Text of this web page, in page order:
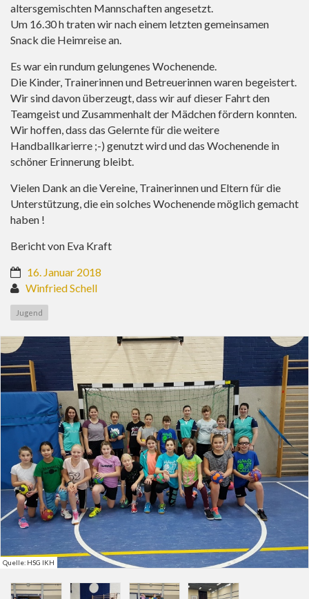
altersgemischten Mannschaften angesetzt.
Um 16.30 h traten wir nach einem letzten gemeinsamen
Snack die Heimreise an.
Es war ein rundum gelungenes Wochenende.
Die Kinder, Trainerinnen und Betreuerinnen waren begeistert.
Wir sind davon überzeugt, dass wir auf dieser Fahrt den
Teamgeist und Zusammenhalt der Mädchen fördern konnten.
Wir hoffen, dass das Gelernte für die weitere
Handballkarierre ;-) genutzt wird und das Wochenende in
schöner Erinnerung bleibt.
Vielen Dank an die Vereine, Trainerinnen und Eltern für die
Unterstützung, die ein solches Wochenende möglich gemacht
haben !
Bericht von Eva Kraft
16. Januar 2018
Winfried Schell
Jugend
Quelle: HSG IKH